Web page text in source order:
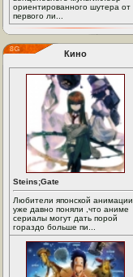
ориентированного шутера от
первого ли...
Кино
Steins;Gate
Любители японской анимации
уже давно поняли ,что аниме
сериалы могут дать порой
гораздо больше пи...